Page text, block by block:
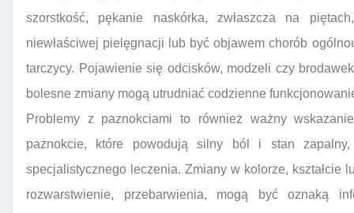
szorstkość, pękanie naskórka, zwłaszcza na
niewłaściwej pielęgnacji lub być objawem chorób
tarczycy. Pojawienie się odcisków, modzeli czy
bolesne zmiany mogą utrudniać codzienne
Problemy z paznokciami to również ważny
paznokcie, które powodują silny ból i stan
specjalistycznego leczenia. Zmiany w kolorze, kształcie
rozwarstwienie, przebarwienia, mogą być oznaką